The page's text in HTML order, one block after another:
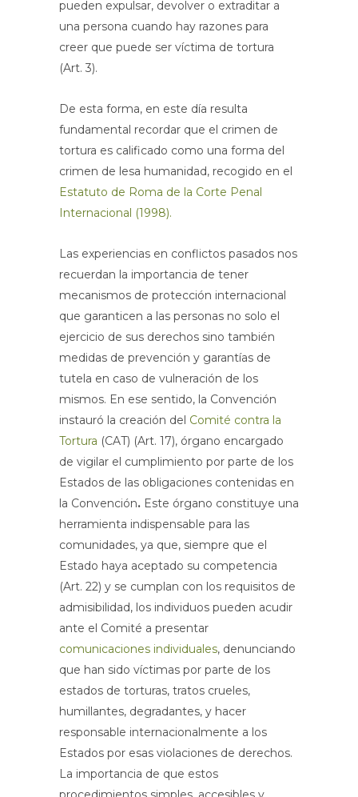
pueden expulsar, devolver o extraditar a
una persona cuando hay razones para
creer que puede ser víctima de tortura
(Art. 3).
De esta forma, en este día resulta
fundamental recordar que el crimen de
tortura es calificado como una forma del
crimen de lesa humanidad, recogido en el
Estatuto de Roma de la Corte Penal
Internacional (1998).
Las experiencias en conflictos pasados nos
recuerdan la importancia de tener
mecanismos de protección internacional
que garanticen a las personas no solo el
ejercicio de sus derechos sino también
medidas de prevención y garantías de
tutela en caso de vulneración de los
mismos. En ese sentido, la Convención
instauró la creación del Comité contra la
Tortura (CAT) (Art. 17), órgano encargado
de vigilar el cumplimiento por parte de los
Estados de las obligaciones contenidas en
la Convención. Este órgano constituye una
herramienta indispensable para las
comunidades, ya que, siempre que el
Estado haya aceptado su competencia
(Art. 22) y se cumplan con los requisitos de
admisibilidad, los individuos pueden acudir
ante el Comité a presentar
comunicaciones individuales, denunciando
que han sido víctimas por parte de los
estados de torturas, tratos crueles,
humillantes, degradantes, y hacer
responsable internacionalmente a los
Estados por esas violaciones de derechos.
La importancia de que estos